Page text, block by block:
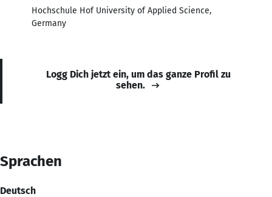
Hochschule Hof University of Applied Science,
Germany
Logg Dich jetzt ein, um das ganze Profil zu
sehen.
Sprachen
Deutsch